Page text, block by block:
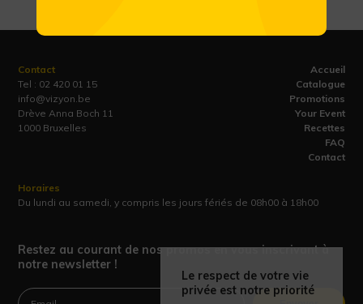
Accueil
Catalogue
Promotions
Your Event
Recettes
FAQ
Contact
Contact
Tel : 02 420 01 15
info@vizyon.be
Drève Anna Boch 11
1000 Bruxelles
Horaires
Du lundi au samedi, y compris les jours fériés de 08h00 à 18h00
Restez au courant de nos promos en vous inscrivant à
notre newsletter !
Le respect de votre vie
privée est notre priorité